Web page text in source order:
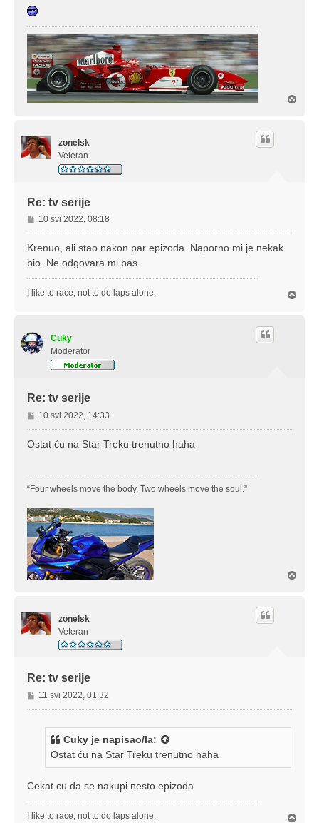
zonelsk
Veteran
Re: tv serije
P
o
s
10 svi 2022, 08:18
Krenuo, ali stao nakon par epizoda. Naporno mi je nekak
bio. Ne odgovara mi bas.
I like to race, not to do laps alone.
Cuky
Moderator
Re: tv serije
P
o
10 svi 2022, 14:33
Ostat ću na Star Treku trenutno haha
“Four wheels move the body, Two wheels move the soul.”
zonelsk
Veteran
Re: tv serije
P
o
11 svi 2022, 01:32
Cuky je napisao/la:
Ostat ću na Star Treku trenutno haha
Cekat cu da se nakupi nesto epizoda
I like to race, not to do laps alone.